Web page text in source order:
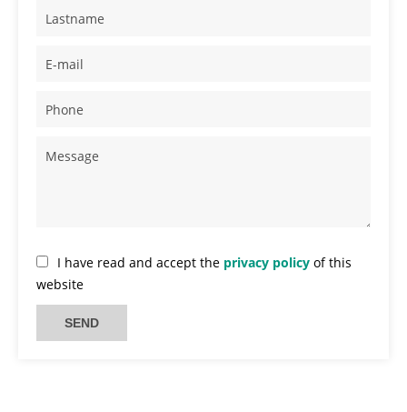
I have read and accept the privacy policy of this
website
SEND